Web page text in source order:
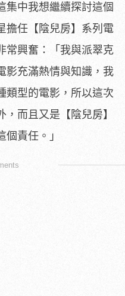
集中我想繼續探討這個
擔任【 陰兒房】系列電
常興奮：「 我與派翠克
影充滿熱情與知識， 我
類型的電影， 所以這次
而且又是【陰兒房】
責任。」